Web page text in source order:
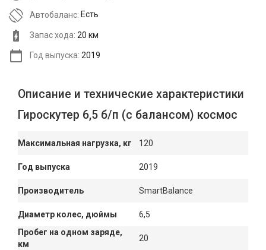
Автобаланс: Есть
Запас хода: 20 км
Год выпуска: 2019
Описание и технические характеристики
Гироскутер 6,5 б/п (с балансом) космос
Максимальная нагрузка, кг 120
Год выпуска 2019
Производитель SmartBalance
Диаметр колес, дюймы
6,5
Пробег на одном заряде,
км
20